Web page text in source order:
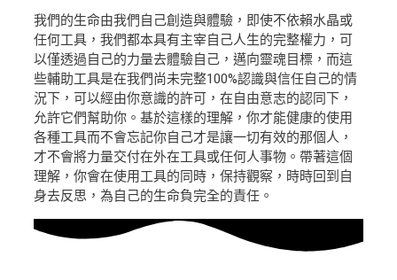
我們的生命由我們自己創造與體驗，即使不依賴水晶或
任何工具，我們都本具有主宰自己人生的完整權力，可
以僅透過自己的力量去體驗自己，邁向靈魂目標，而這
些輔助工具是在我們尚未完整100%認識與信任自己的情
況下，可以經由你意識的許可，在自由意志的認同下，
允許它們幫助你。基於這樣的理解，你才能健康的使用
各種工具而不會忘記你自己才是讓一切有效的那個人，
才不會將力量交付在外在工具或任何人事物。帶著這個
理解，你會在使用工具的同時，保持觀察，時時回到自
身去反思，為自己的生命負完全的責任。